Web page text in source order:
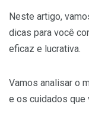
Neste artigo,
dicas para você
eficaz e lucrativa.
Vamos analisar o
e os cuidados que